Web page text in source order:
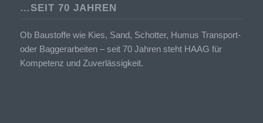
…SEIT 70 JAHREN
Ob Baustoffe wie Kies, Sand, Schotter, Humus Transport-
oder Baggerarbeiten – seit 70 Jahren steht HAAG für
Kompetenz und Zuverlässigkeit.